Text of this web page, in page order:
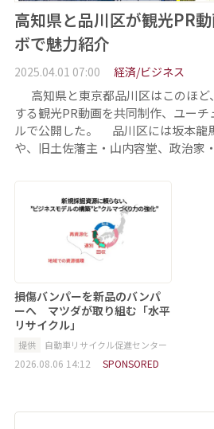
高知県と品川区が観光PR
ボで魅力紹介
2025.04.01 07:00 経済/ビジネス
高知県と東京都品川区はこのほど
する観光PR動画を共同制作、ユー
ルで公開した。 品川区には坂本龍
や、旧土佐藩主・山内容堂、政治家
損傷バンパーを新品のバンパ
ーへ マツダが取り組む「水平
リサイクル」
提供 自動車リサイクル促進センター
2026.08.06 14:12 SPONSORED